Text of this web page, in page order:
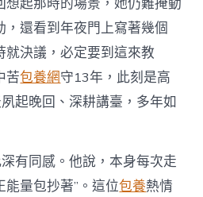
想起那時的場景，她仍難掩動
，還看到年夜門上寫著幾個
就決議，必定要到這來教
苦包養網守13年，此刻是高
起晚回、深耕講臺，多年如
有同感。他說，本身每次走
能量包抄著”。這位包養熱情